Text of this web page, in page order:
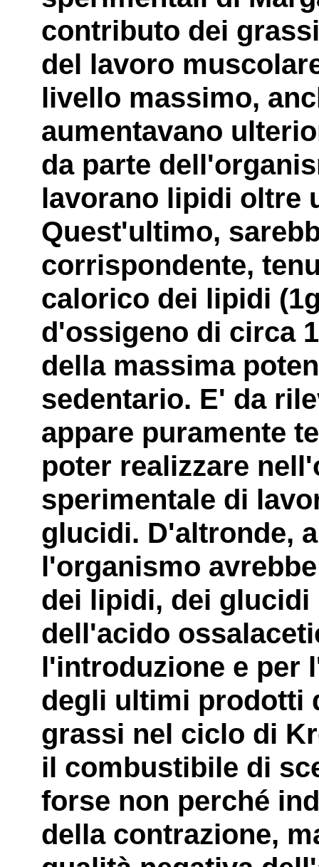
contributo dei
del lavoro
livello massimo,
aumentavano
da parte
lavorano lipidi oltre
Quest'ultimo,
corrispondente,
calorico dei lipidi
d'ossigeno di circa
della massima
sedentario. E' da
appare puramente
poter realizzare
sperimentale di
glucidi. D'altronde,
l'organismo
dei lipidi, dei
dell'acido
l'introduzione e per
degli ultimi prodotti
grassi nel ciclo di
il combustibile di
forse non perché
della contrazione,